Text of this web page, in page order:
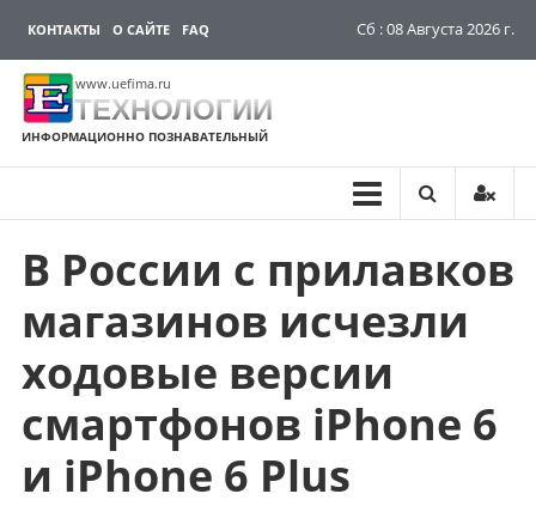
КОНТАКТЫ О САЙТЕ FAQ Сб : 08 Августа 2026 г.
www.uefima.ru
ТЕХНОЛОГИИ
ИНФОРМАЦИОННО ПОЗНАВАТЕЛЬНЫЙ
Перейти
содержимому
В России с прилавков
магазинов исчезли
ходовые версии
смартфонов iPhone 6
и iPhone 6 Plus